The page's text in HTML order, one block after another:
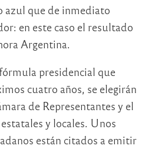
azul que de inmediato
en este caso el resultado
Argentina.
presidencial que
cuatro años, se elegirán
de Representantes y el
y locales. Unos
están citados a emitir